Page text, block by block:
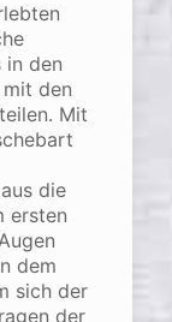
in den
den
Mit
die
ersten
dem
sich der
der